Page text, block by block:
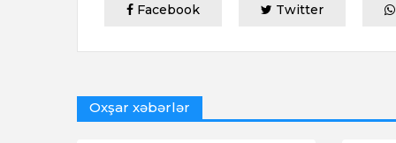
Facebook Twitter
Oxşar xəbərlər